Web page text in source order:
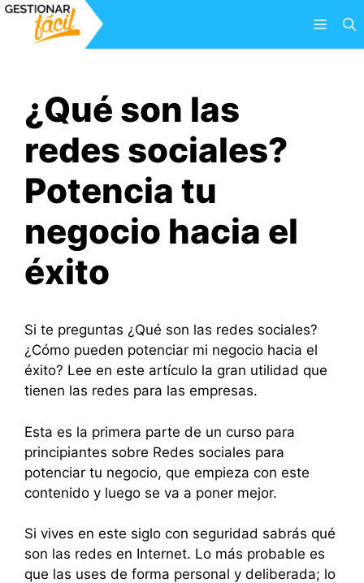
Saltar
Menú
¿Qué son las
redes sociales?
Potencia tu
negocio hacia el
éxito
Si te preguntas ¿Qué son las redes sociales?
¿Cómo pueden potenciar mi negocio hacia el
éxito? Lee en este artículo la gran utilidad que
tienen las redes para las empresas.
Esta es la primera parte de un curso para
principiantes sobre Redes sociales para
potenciar tu negocio, que empieza con este
contenido y luego se va a poner mejor.
Si vives en este siglo con seguridad sabrás qué
son las redes en Internet. Lo más probable es
que las uses de forma personal y deliberada; lo